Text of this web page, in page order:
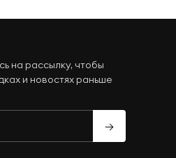
на рассылку, чтобы
и новостях раньше
→